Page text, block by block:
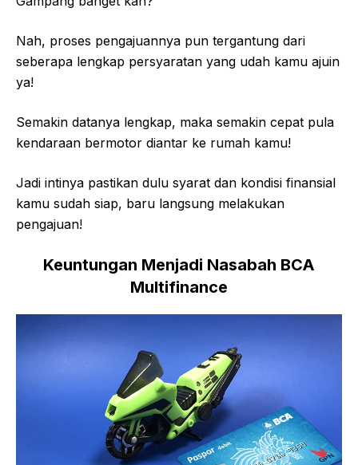
Nah, proses pengajuannya pun tergantung dari
seberapa lengkap persyaratan yang udah kamu ajuin
ya!
Semakin datanya lengkap, maka semakin cepat pula
kendaraan bermotor diantar ke rumah kamu!
Jadi intinya pastikan dulu syarat dan kondisi finansial
kamu sudah siap, baru langsung melakukan
pengajuan!
Keuntungan Menjadi Nasabah BCA
Multifinance